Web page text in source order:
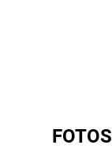
FOTOS